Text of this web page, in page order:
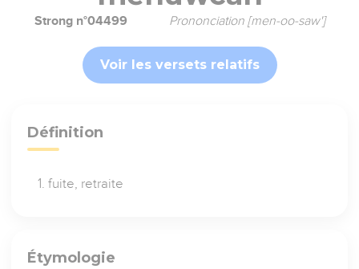
Strong n°04499 Prononciation [men-oo-saw']
Voir les versets relatifs
Définition
fuite, retraite
Étymologie